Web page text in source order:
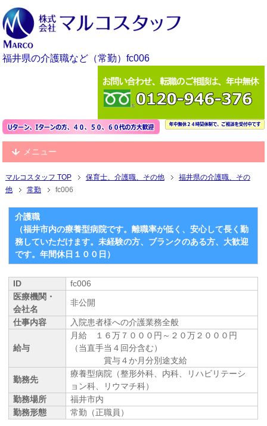
福井県の介護職など（常勤）fc006
メニュー
マルコスタッフ TOP 保育士、介護職、その他
福井県の介護職、その
他
常勤 fc006
介護職
（福井市内の療養型病院です。離職率が低く、安心して長く勤
務していただけます。未経験の方、ブランクのある方、大歓迎
です。年間休日１００日）
ID
fc006
医療機関・
会社名
非公開
仕事内容 入院患者様への介護業務全般
給与
月給 １６万７０００円～２０万２０００円
（当直手当４回分含む）
賞与４か月分別途支給
勤務先
療養型病院（整形外科、内科、リハビリテーシ
ョン科、リウマチ科）
勤務場所
福井市内
勤務形態
常勤（正職員）